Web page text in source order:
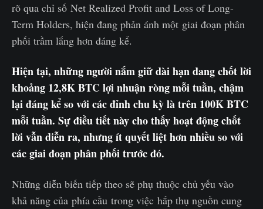
rõ qua chỉ số Net Realized Profit and Loss of Long-
Term Holders, hiện đang phản ánh một giai đoạn phân
phối trầm lắng hơn đáng kể.
Hiện tại, những người nắm giữ dài hạn đang chốt lời
khoảng 12,8K BTC lợi nhuận ròng mỗi tuần, chậm
lại đáng kể so với các đỉnh chu kỳ là trên 100K BTC
mỗi tuần. Sự điều tiết này cho thấy hoạt động chốt
lời vẫn diễn ra, nhưng ít quyết liệt hơn nhiều so với
các giai đoạn phân phối trước đó.
Những diễn biến tiếp theo sẽ phụ thuộc chủ yếu vào
khả năng của phía cầu trong việc hấp thụ nguồn cung